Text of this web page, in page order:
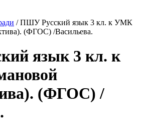
/ ПШУ Русский язык 3 кл. к УМК
(ФГОС) /Васильева.
язык 3 кл. к
(ФГОС) /